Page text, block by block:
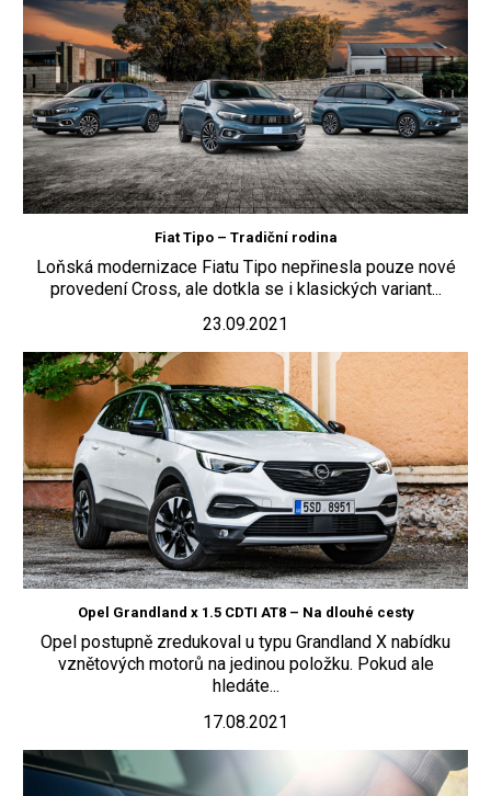
Fiat Tipo – Tradiční rodina
Loňská modernizace Fiatu Tipo nepřinesla pouze nové
provedení Cross, ale dotkla se i klasických variant...
23.09.2021
Opel Grandland x 1.5 CDTI AT8 – Na dlouhé cesty
Opel postupně zredukoval u typu Grandland X nabídku
vznětových motorů na jedinou položku. Pokud ale
hledáte...
17.08.2021